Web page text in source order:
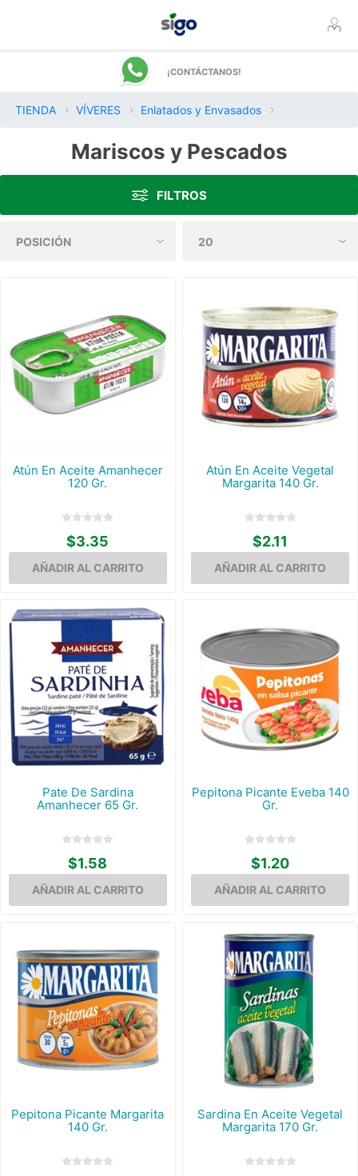
¡CONTÁCTANOS!
TIENDA VÍVERES Enlatados y Envasados
Mariscos y Pescados
FILTROS
Atún En Aceite Amanhecer
120 Gr.
$3.35
Atún En Aceite Vegetal
Margarita 140 Gr.
$2.11
Pate De Sardina
Amanhecer 65 Gr.
$1.58
Pepitona Picante Eveba 140
Gr.
$1.20
Pepitona Picante Margarita
140 Gr.
Sardina En Aceite Vegetal
Margarita 170 Gr.